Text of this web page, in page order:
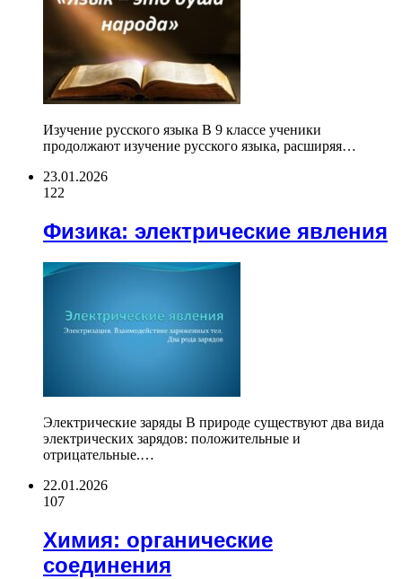
Изучение русского языка В 9 классе ученики
продолжают изучение русского языка, расширяя…
23.01.2026
122
Физика: электрические явления
Электрические заряды В природе существуют два вида
электрических зарядов: положительные и
отрицательные.…
22.01.2026
107
Химия: органические
соединения